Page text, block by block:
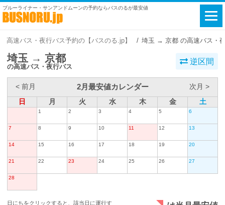
ブルーライナー・サンアンドムーンの予約ならバスのるが最安値
高速バス・夜行バス予約の【バスのる.jp】 埼玉 → 京都 の高速バス・
埼玉 → 京都
の高速バス・夜行バス
逆区間
< 前月 2月最安値カレンダー
次月 >
日
月 火 水 木 金 土
1 2 3 4 5 6
7 8 9 10 11 12 13
14 15 16 17 18 19 20
21 22 23 24 25 26 27
28
日にちをクリックすると、該当日に運行す